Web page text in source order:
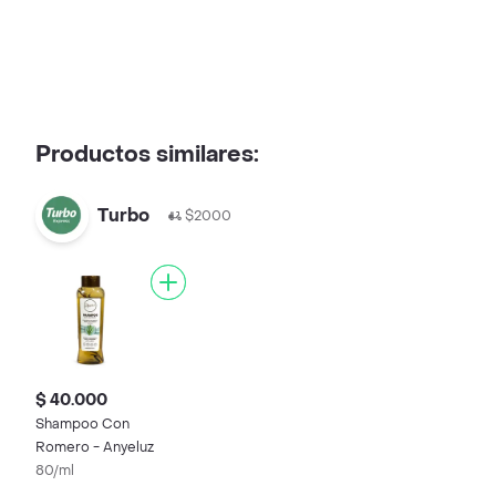
Productos similares:
Turbo $2000
$ 40.000
Shampoo Con
Romero - Anyeluz
80/ml